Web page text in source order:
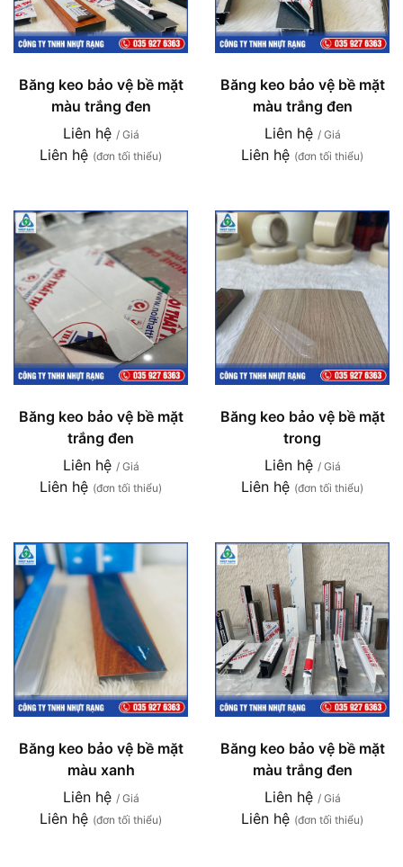
Băng keo bảo vệ bề mặt
màu trắng đen
Liên hệ / Giá
Liên hệ (đơn tối thiểu)
Băng keo bảo vệ bề mặt
màu trắng đen
Liên hệ / Giá
Liên hệ (đơn tối thiểu)
Băng keo bảo vệ bề mặt
trắng đen
Liên hệ / Giá
Liên hệ (đơn tối thiểu)
Băng keo bảo vệ bề mặt
trong
Liên hệ / Giá
Liên hệ (đơn tối thiểu)
Băng keo bảo vệ bề mặt
màu xanh
Liên hệ / Giá
Liên hệ (đơn tối thiểu)
Băng keo bảo vệ bề mặt
màu trắng đen
Liên hệ / Giá
Liên hệ (đơn tối thiểu)